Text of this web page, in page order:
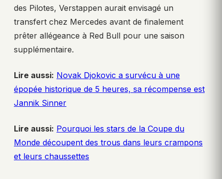
des Pilotes, Verstappen aurait envisagé un
transfert chez Mercedes avant de finalement
prêter allégeance à Red Bull pour une saison
supplémentaire.
Lire aussi: Novak Djokovic a survécu à une
épopée historique de 5 heures, sa récompense est
Jannik Sinner
Lire aussi: Pourquoi les stars de la Coupe du
Monde découpent des trous dans leurs crampons
et leurs chaussettes